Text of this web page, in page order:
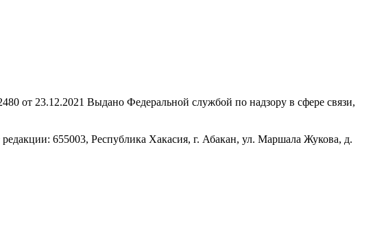
23.12.2021 Выдано Федеральной службой по надзору в сфере связи,
655003, Республика Хакасия, г. Абакан, ул. Маршала Жукова, д.